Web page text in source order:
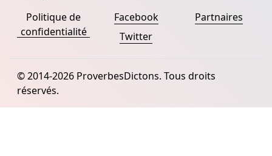
Politique de
confidentialité
Facebook
Twitter
Partnaires
© 2014-2026 ProverbesDictons. Tous droits
réservés.